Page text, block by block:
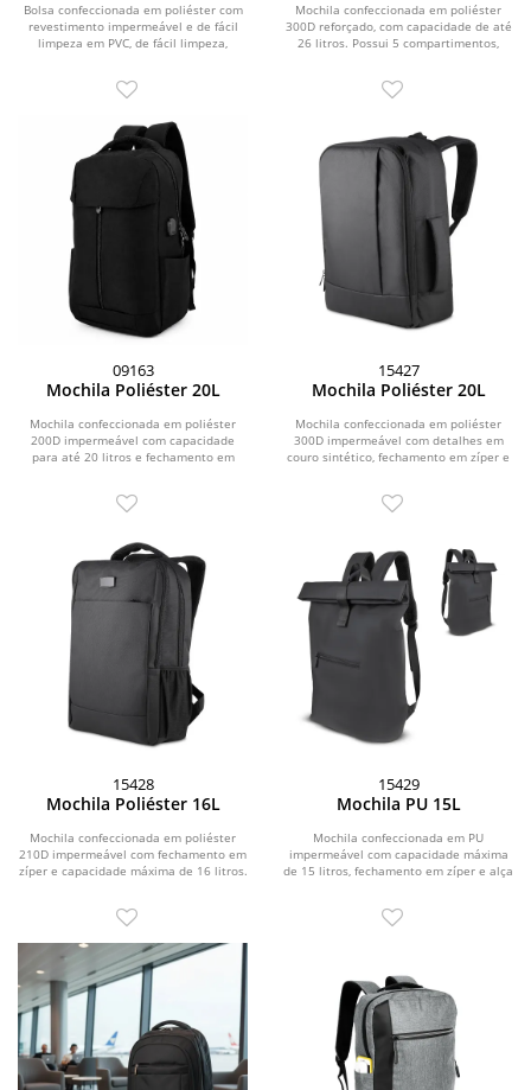
Bolsa confeccionada em poliéster com
revestimento impermeável e de fácil
limpeza em PVC, de fácil limpeza,
Mochila confeccionada em poliéster
300D reforçado, com capacidade de até
26 litros. Possui 5 compartimentos,
09163
Mochila Poliéster 20L
Mochila confeccionada em poliéster
200D impermeável com capacidade
para até 20 litros e fechamento em
15427
Mochila Poliéster 20L
Mochila confeccionada em poliéster
300D impermeável com detalhes em
couro sintético, fechamento em zíper e
15428
Mochila Poliéster 16L
Mochila confeccionada em poliéster
210D impermeável com fechamento em
zíper e capacidade máxima de 16 litros.
15429
Mochila PU 15L
Mochila confeccionada em PU
impermeável com capacidade máxima
de 15 litros, fechamento em zíper e alça